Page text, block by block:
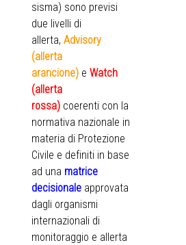
sisma) sono previsi
due livelli di
allerta, Advisory
(allerta
arancione)e Watch
(allerta
rossa)coerenti con la
normativa nazionale in
materia di Protezione
Civile e definiti in base
ad una matrice
decisionaleapprovata
dagli organismi
internazionali di
monitoraggio e allerta